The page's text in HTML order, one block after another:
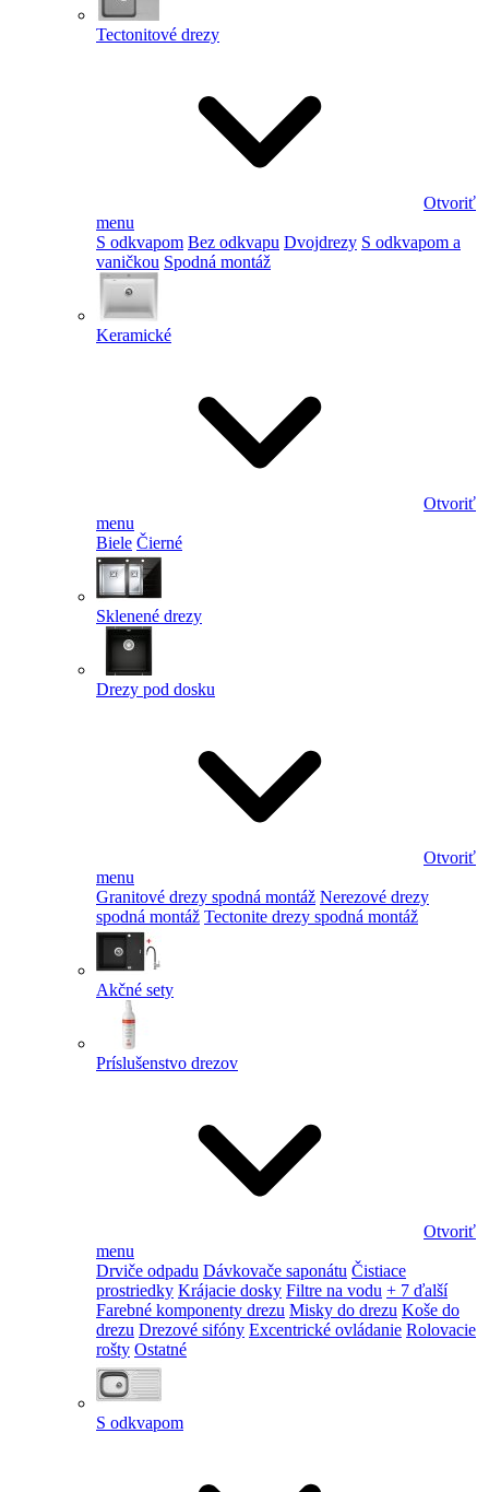
Tectonitové drezy
Otvoriť
menu
S odkvapom Bez odkvapu Dvojdrezy S odkvapom a
vaničkou Spodná montáž
Keramické
Otvoriť
menu
Biele Čierné
Sklenené drezy
Drezy pod dosku
Otvoriť
menu
Granitové drezy spodná montáž Nerezové drezy
spodná montáž Tectonite drezy spodná montáž
Akčné sety
Príslušenstvo drezov
Otvoriť
menu
Drviče odpadu Dávkovače saponátu Čistiace
prostriedky Krájacie dosky Filtre na vodu + 7 ďalší
Farebné komponenty drezu Misky do drezu Koše do
drezu Drezové sifóny Excentrické ovládanie Rolovacie
rošty Ostatné
S odkvapom